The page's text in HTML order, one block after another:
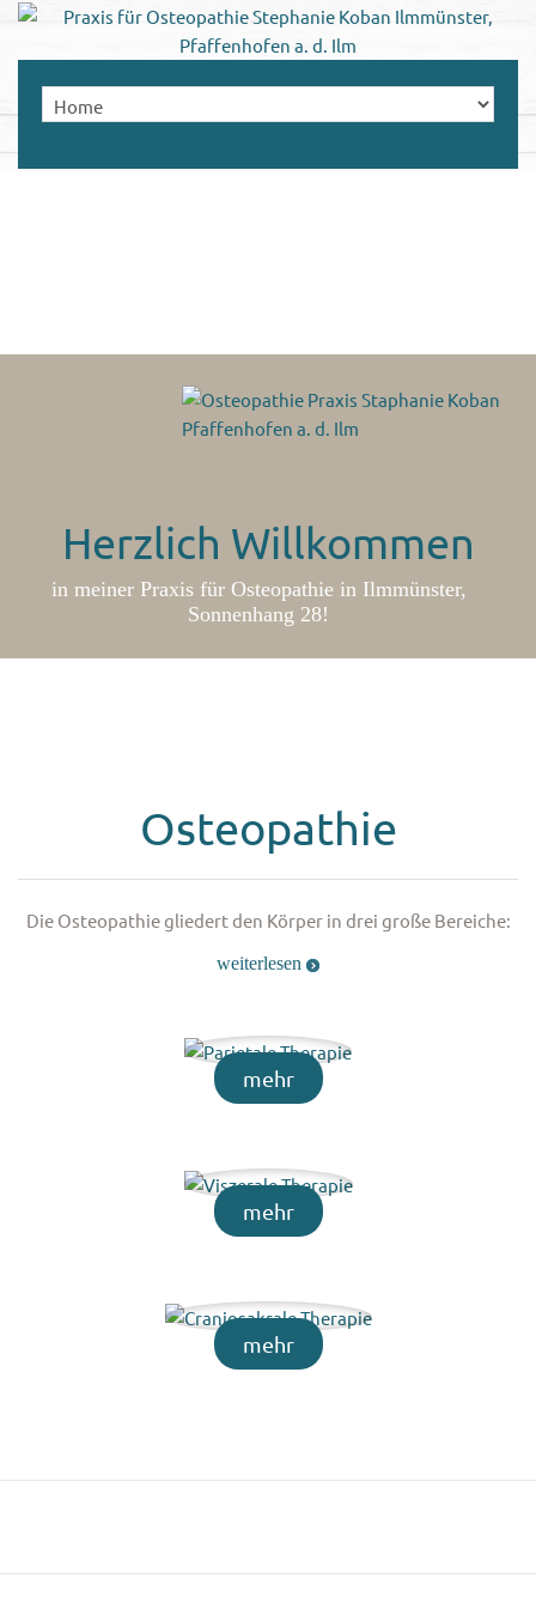
Herzlich Willkommen
in meiner Praxis für Osteopathie in Ilmmünster,
Sonnenhang 28!
Osteopathie
Die Osteopathie gliedert den Körper in drei große Bereiche:
weiterlesen
mehr
mehr
mehr